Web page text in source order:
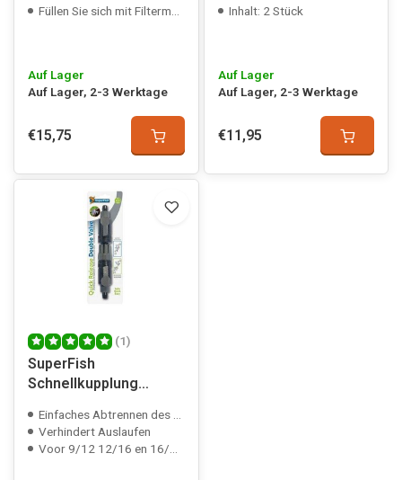
Füllen Sie sich mit Filtermedien
Auf Lager
Auf Lager, 2-3 Werktage
€15,75
Inhalt: 2 Stück
Auf Lager
Auf Lager, 2-3 Werktage
€11,95
(1)
SuperFish
Schnellkupplung
Einfaches Abtrennen des Schlauches
Verhindert Auslaufen
Voor 9/12 12/16 en 16/22 mm slang